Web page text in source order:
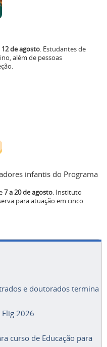
12 de agosto. Estudantes de
além de pessoas
infantis do Programa
7 a 20 de agosto. Instituto
para atuação em cinco
e doutorados termina
2026
curso de Educação para